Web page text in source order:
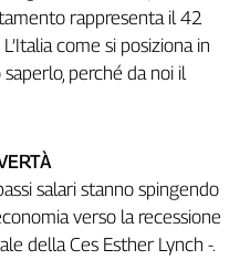
rappresenta il 42
come si posiziona in
perché da noi il
salari stanno spingendo
verso la recessione
della Ces Esther Lynch -.